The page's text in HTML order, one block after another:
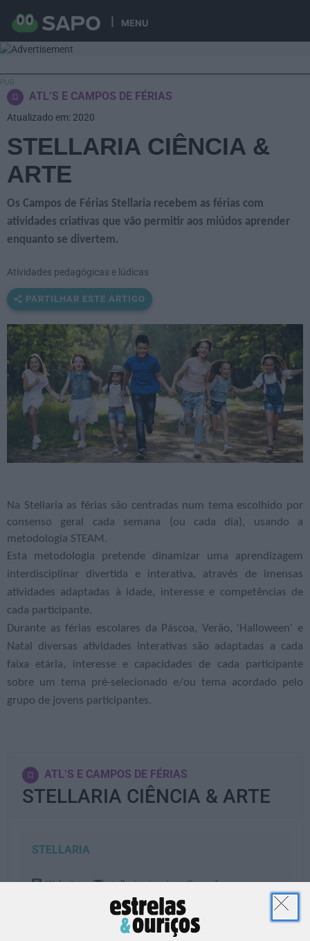
MENU
ATL’S E CAMPOS DE FÉRIAS
STELLARIA CIÊNCIA &
ARTE
Os Campos de Férias Stellaria recebem as férias com
atividades criativas que vão permitir aos miúdos aprender
enquanto se divertem.
Atividades pedagógicas e lúdicas
PARTILHAR ESTE ARTIGO
Na Stellaria as férias são centradas num tema escolhido por
consenso geral cada semana (ou cada dia), usando a
metodologia STEAM.
Esta metodologia pretende dinamizar uma aprendizagem
interdisciplinar divertida e interativa, através de imensas
atividades adaptadas à idade, interesse e competências de
cada participante.
Durante as férias escolares da Páscoa, Verão, 'Halloween' e
Natal diversas atividades interativas são adaptadas a cada
faixa etária, interesse e capacidades de cada participante
sobre um tema pré-selecionado e/ou tema acordado pelo
grupo de jovens participantes.
ATL’S E CAMPOS DE FÉRIAS
STELLARIA CIÊNCIA & ARTE
STELLARIA
Website stellaria.cienciarte@gmail.com
Ver Detalhes
Atualizado em: 2020